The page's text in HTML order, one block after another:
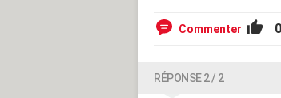
Commenter 0
RÉPONSE 2 / 2